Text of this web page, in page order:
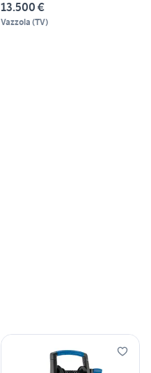
13.500 €
Vazzola (TV)